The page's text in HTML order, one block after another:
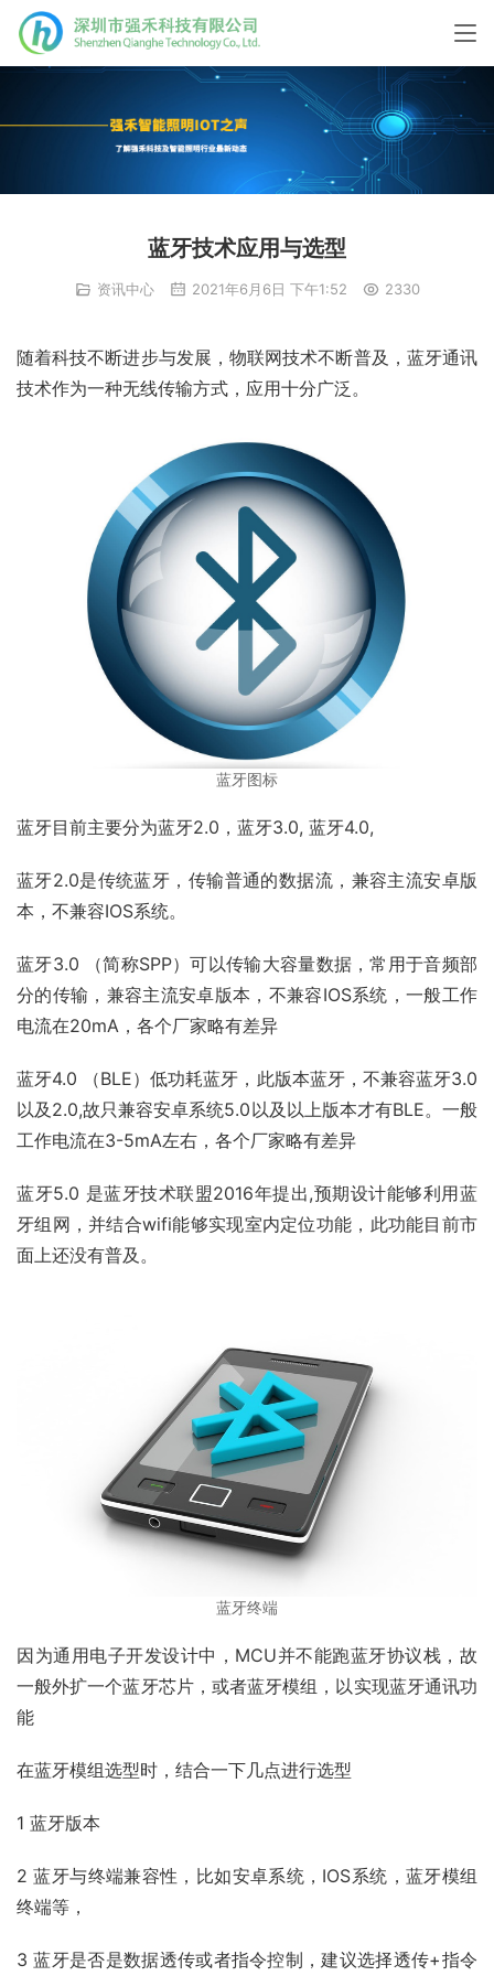
蓝牙技术应用与选型
资讯中心 2021年6月6日 下午1:52 2330
随着科技不断进步与发展，物联网技术不断普及，蓝牙通讯
技术作为一种无线传输方式，应用十分广泛。
蓝牙图标
蓝牙目前主要分为蓝牙2.0，蓝牙3.0, 蓝牙4.0,
蓝牙2.0是传统蓝牙，传输普通的数据流，兼容主流安卓版
本，不兼容IOS系统。
蓝牙3.0 （简称SPP）可以传输大容量数据，常用于音频部
分的传输，兼容主流安卓版本，不兼容IOS系统，一般工作
电流在20mA，各个厂家略有差异
蓝牙4.0 （BLE）低功耗蓝牙，此版本蓝牙，不兼容蓝牙3.0
以及2.0,故只兼容安卓系统5.0以及以上版本才有BLE。一般
工作电流在3-5mA左右，各个厂家略有差异
蓝牙5.0 是蓝牙技术联盟2016年提出,预期设计能够利用蓝
牙组网，并结合wifi能够实现室内定位功能，此功能目前市
面上还没有普及。
蓝牙终端
因为通用电子开发设计中，MCU并不能跑蓝牙协议栈，故
一般外扩一个蓝牙芯片，或者蓝牙模组，以实现蓝牙通讯功
能
在蓝牙模组选型时，结合一下几点进行选型
1 蓝牙版本
2 蓝牙与终端兼容性，比如安卓系统，IOS系统，蓝牙模组
终端等，
3 蓝牙是否是数据透传或者指令控制，建议选择透传+指令